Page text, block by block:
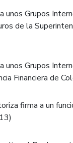
unos Grupos
de la
unos Grupos
Financiera de
firma a un